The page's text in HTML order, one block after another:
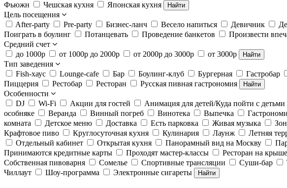
Фьюжн
Чешская кухня Японская кухня Найти
Цель посещения
After-party
Pre-party Бизнес-ланч Весело напиться Девичник
Поиграть в боулинг
Потанцевать Проведение банкетов Произвести
Средний счет
до 1000р
от 1000р до 2000р от 2000р до 3000р от 3000р Найти
Тип заведения
Fish-хаус
Lounge-cafe Бар Боулинг-клуб Бургерная Гастробар
Пиццерия
Рестобар Ресторан Русская пивная гастрономия Найти
Особенности
DJ
Wi-Fi Акции для гостей Анимация для детей/Куда пойти с детьми
особняке
Веранда Винный погреб Винотека Выпечка
комната
Детское меню Доставка Есть парковка Живая музыка
Крафтовое пиво
Круглосуточная кухня Кулинария Лаунж Летняя
Отдельный кабинет
Открытая кухня Панорамный вид на Москву
Принимаются кредитные карты
Проходят мастер-классы Ресторан на крыше
Собственная пивоварня
Сомелье Спортивные трансляции Суши-бар
Чиллаут
Шоу-программа Электронные сигареты Найти